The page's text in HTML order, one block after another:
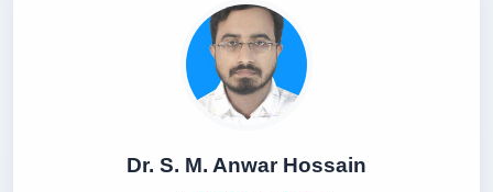
Dr. S. M. Anwar Hossain